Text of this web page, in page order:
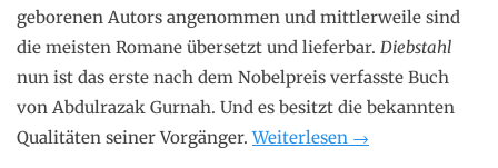
geborenen Autors angenommen und mittlerweile sind
die meisten Romane übersetzt und lieferbar. Diebstahl
nun ist das erste nach dem Nobelpreis verfasste Buch
von Abdulrazak Gurnah. Und es besitzt die bekannten
Qualitäten seiner Vorgänger.Weiterlesen „Abdulrazak
→